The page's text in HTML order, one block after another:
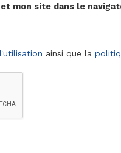
mon site dans le
ainsi que la